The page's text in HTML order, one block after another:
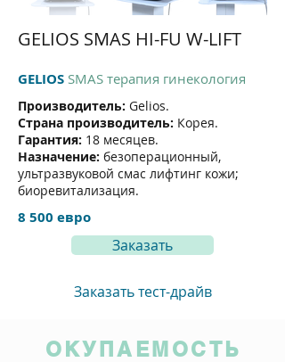
GELIOS SMAS HI-FU W-LIFT
GELIOS SMAS терапия гинекология
Производитель: Gelios.
Страна производитель: Корея.
Гарантия: 18 месяцев.
Назначение: безоперационный,
ультразвуковой смас лифтинг кожи;
биоревитализация.
8 500 евро
Заказать
Заказать тест-драйв
ОКУПАЕМОСТЬ